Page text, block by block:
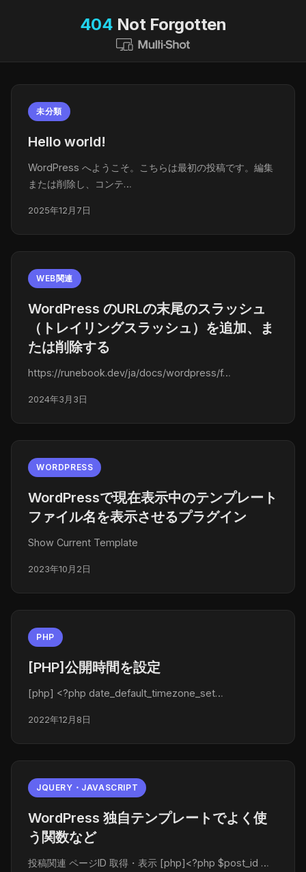
404 Not Forgotten
未分類
Hello world!
WordPress へようこそ。こちらは最初の投稿です。編集
または削除し、コンテ…
2025年12月7日
WEB関連
WordPress のURLの末尾のスラッシュ
（トレイリングスラッシュ）を追加、ま
たは削除する
https://runebook.dev/ja/docs/wordpress/f…
2024年3月3日
WORDPRESS
WordPressで現在表示中のテンプレート
ファイル名を表示させるプラグイン
Show Current Template
2023年10月2日
PHP
[PHP]公開時間を設定
[php] <?php date_default_timezone_set…
2022年12月8日
JQUERY・JAVASCRIPT
WordPress 独自テンプレートでよく使
う関数など
投稿関連 ページID 取得・表示 [php]<?php $post_id …